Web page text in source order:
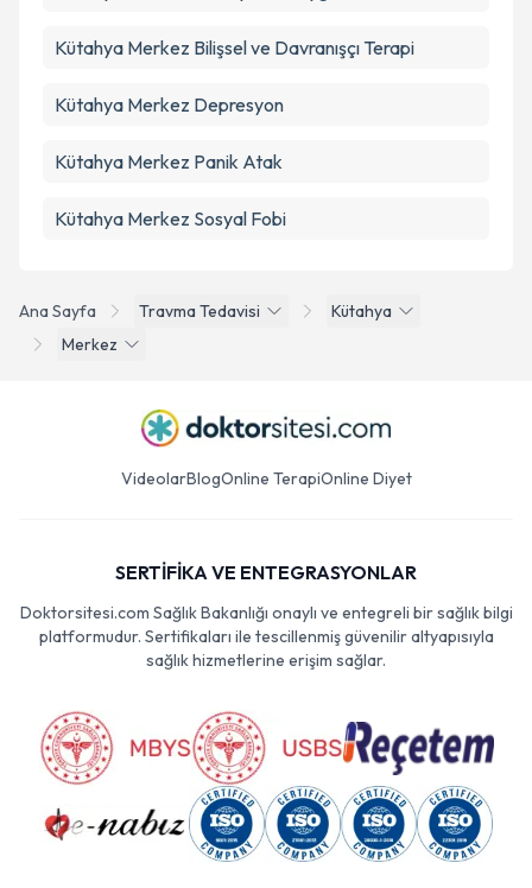
Ana Sayfa Travma Tedavisi
Kütahya
Merkez
Kütahya Merkez Bilişsel ve Davranışçı Terapi
Kütahya Merkez Depresyon
Kütahya Merkez Panik Atak
Kütahya Merkez Sosyal Fobi
VideolarBlogOnline TerapiOnline Diyet
SERTİFİKA VE ENTEGRASYONLAR
Doktorsitesi.com Sağlık Bakanlığı onaylı ve entegreli bir sağlık bilgi
platformudur. Sertifikaları ile tescillenmiş güvenilir altyapısıyla
sağlık hizmetlerine erişim sağlar.